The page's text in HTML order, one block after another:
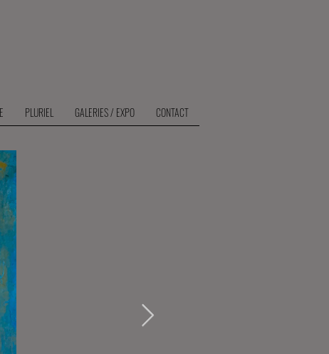
PLURIEL GALERIES / EXPO CONTACT